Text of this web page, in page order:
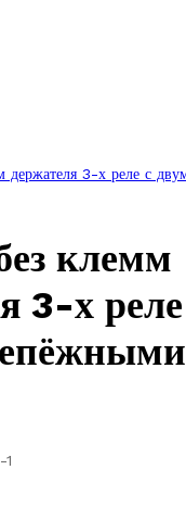
держателя 3-х реле с
клемм
3-х
1